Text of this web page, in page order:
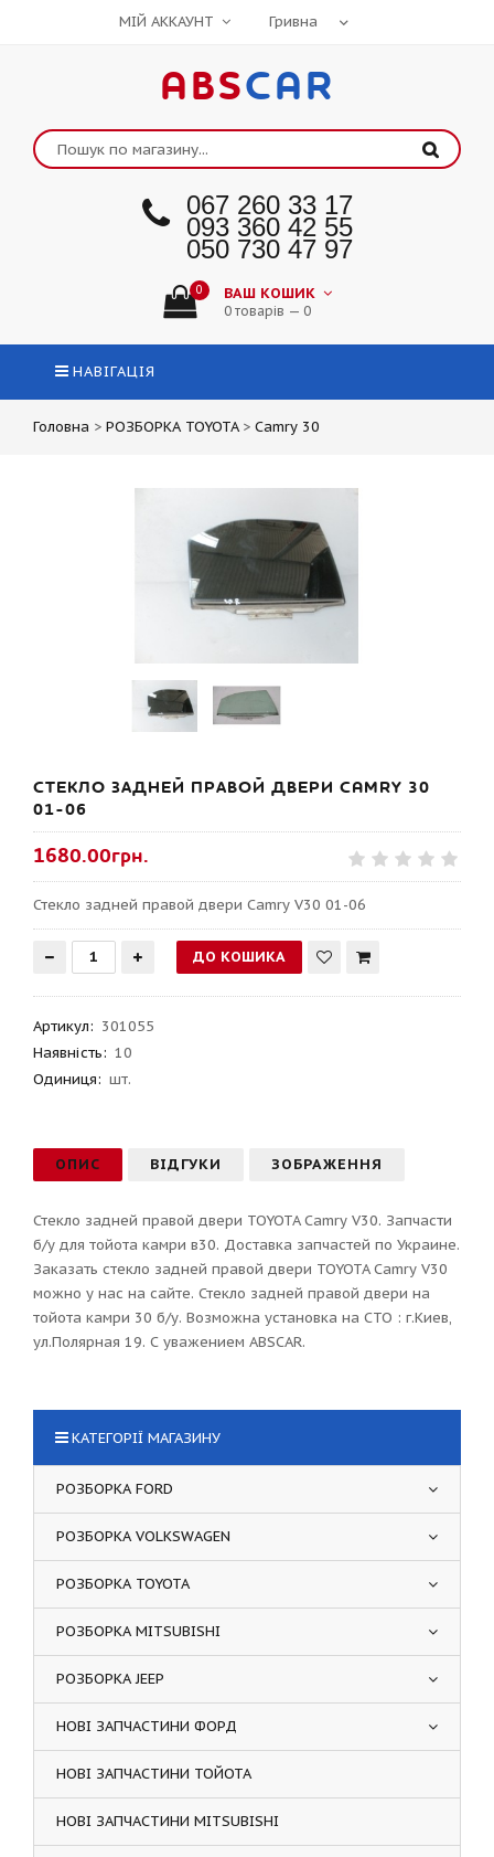
МІЙ АККАУНТ
ABSCAR
067 260 33 17
093 360 42 55
050 730 47 97
0 ВАШ КОШИК
0 товарів — 0
НАВІГАЦІЯ
Головна > РОЗБОРКА TOYOTA > Camry 30
СТЕКЛО ЗАДНЕЙ ПРАВОЙ ДВЕРИ CAMRY 30
01-06
1680.00грн.
Стекло задней правой двери Camry V30 01-06
Артикул: 301055
Наявність: 10
Одиниця: шт.
ОПИС ВІДГУКИ ЗОБРАЖЕННЯ
Стекло задней правой двери TOYOTA Camry V30. Запчасти
б/у для тойота камри в30. Доставка запчастей по Украине.
Заказать стекло задней правой двери TOYOTA Camry V30
можно у нас на сайте. Стекло задней правой двери на
тойота камри 30 б/у. Возможна установка на СТО : г.Киев,
ул.Полярная 19. С уважением ABSCAR.
КАТЕГОРІЇ МАГАЗИНУ
РОЗБОРКА FORD
РОЗБОРКА VOLKSWAGEN
РОЗБОРКА TOYOTA
РОЗБОРКА MITSUBISHI
РОЗБОРКА JEEP
НОВІ ЗАПЧАСТИНИ ФОРД
НОВІ ЗАПЧАСТИНИ ТОЙОТА
НОВІ ЗАПЧАСТИНИ MITSUBISHI